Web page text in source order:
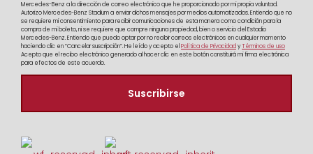
Mercedes-Benz a la dirección de correo electrónico que he proporcionado por mi propia voluntad.
Autorizo Mercedes-Benz Stadium a enviar dichos mensajes por medios automatizados. Entiendo que no
se requiere mi consentimiento para recibir comunicaciones de esta manera como condición para la
compra de mi boleto, ni se requiere que compre ninguna propiedad, bien o servicio del Estadio
Mercedes-Benz. Entiendo que puedo optar por no recibir correos electrónicos en cualquier momento
haciendo clic en “Cancelar suscripción”. He leído y acepto el Política de PrivacidadyTérminos de uso
Acepto que el recibo electrónico generado al hacer clic en este botón constituirá mi firma electrónica
para efectos de este acuerdo.